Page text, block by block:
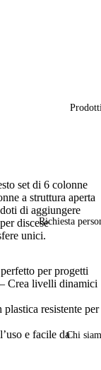
Richiesta
Chi
set di 6 colonne
a struttura aperta
di aggiungere
discese
unici.
per progetti
– Crea livelli dinamici
resistente per
e facile da